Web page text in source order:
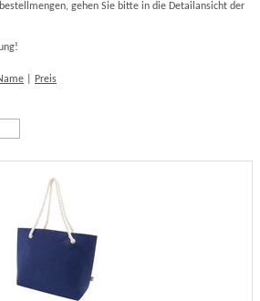
gehen Sie bitte in die Detailansicht der
Preis